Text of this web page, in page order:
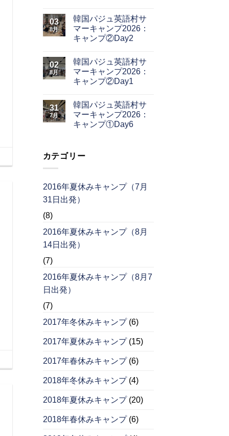
03
8月
韓国パジュ英語村サ
マーキャンプ2026：
キャンプ②Day2
02
8月
韓国パジュ英語村サ
マーキャンプ2026：
キャンプ②Day1
31
7月
韓国パジュ英語村サ
マーキャンプ2026：
キャンプ①Day6
カテゴリー
2016年夏休みキャンプ（7月
31日出発）
(8)
2016年夏休みキャンプ（8月
14日出発）
(7)
2016年夏休みキャンプ（8月7
日出発）
(7)
2017年冬休みキャンプ(6)
2017年夏休みキャンプ(15)
2017年春休みキャンプ(6)
2018年冬休みキャンプ(4)
2018年夏休みキャンプ(20)
2018年春休みキャンプ(6)